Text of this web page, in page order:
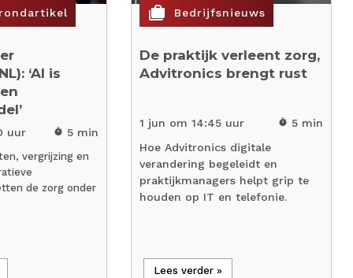
‘AI is
uur timer 5 min
vergrijzing en
de zorg onder
cases Bedrijfsnieuws
De praktijk verleent zorg,
Advitronics brengt rust
1 jun om 14:45 uur timer 5 min
Hoe Advitronics digitale
verandering begeleidt en
praktijkmanagers helpt grip te
houden op IT en telefonie.
Lees verder »